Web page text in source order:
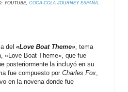
YOUTUBE, COCA-COLA JOURNEY ESPAÑA.
del «Love Boat Theme», tema
«Love Boat Theme», que fue
posteriormente la incluyó en su
fue compuesto por Charles Fox,
en la novena donde fue